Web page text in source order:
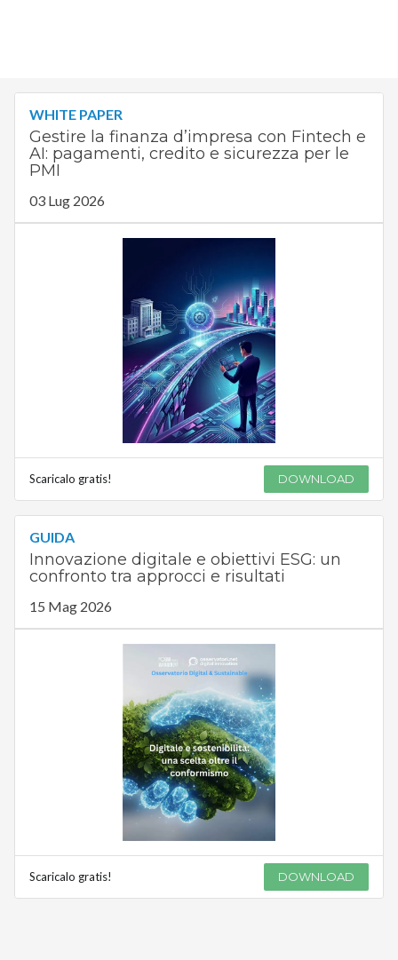
WHITE PAPER
Gestire la finanza d’impresa con Fintech e
AI: pagamenti, credito e sicurezza per le
PMI
03 Lug 2026
Scaricalo gratis! DOWNLOAD
GUIDA
Innovazione digitale e obiettivi ESG: un
confronto tra approcci e risultati
15 Mag 2026
Scaricalo gratis! DOWNLOAD